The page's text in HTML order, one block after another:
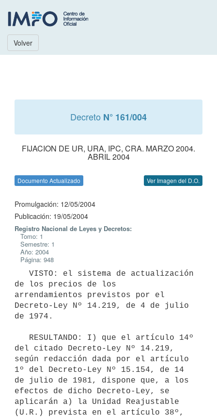
Volver
Decreto N° 161/004
FIJACION DE UR, URA, IPC, CRA. MARZO 2004.
ABRIL 2004
Documento Actualizado Ver Imagen del D.O.
Promulgación: 12/05/2004
Publicación: 19/05/2004
Registro Nacional de Leyes y Decretos:
Tomo: 1
Semestre: 1
Año: 2004
Página: 948
de los precios de los
arrendamientos previstos por el
Decreto-Ley Nº 14.219, de 4 de julio
de 1974.
del citado Decreto-Ley Nº 14.219,
según redacción dada por el artículo
1º del Decreto-Ley Nº 15.154, de 14
de julio de 1981, dispone que, a los
efectos de dicho Decreto-Ley, se
aplicarán a) la Unidad Reajustable
(U.R.) prevista en el artículo 38º,